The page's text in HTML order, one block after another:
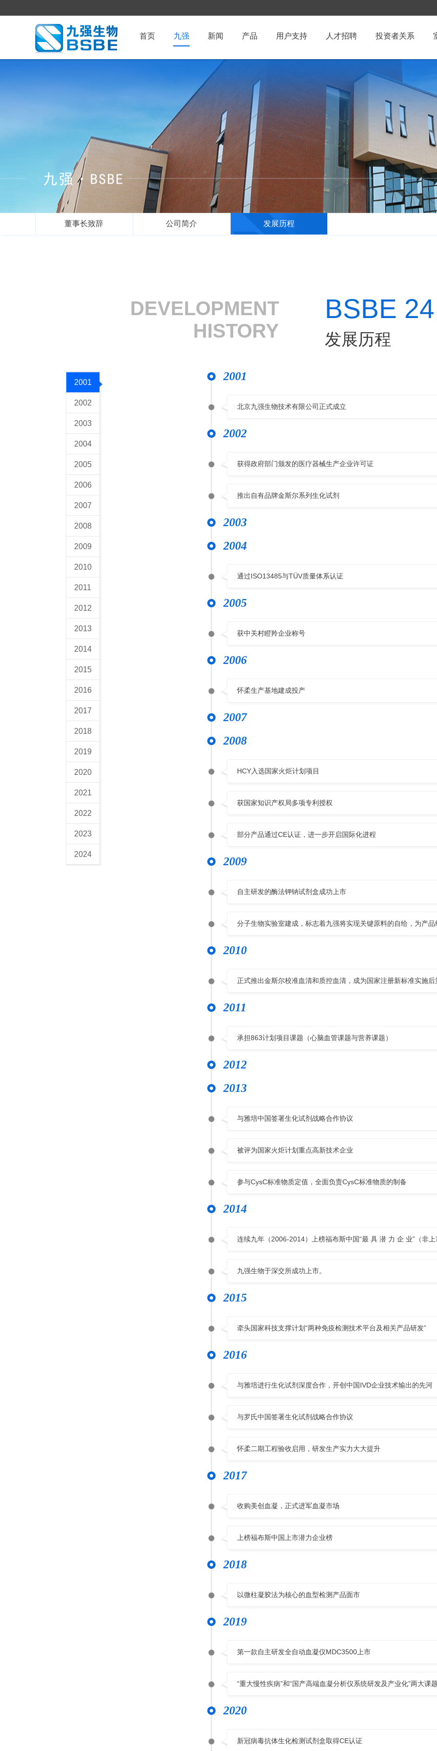
首页 九强 新闻 产品 用户支持 人才招聘 投资者关系
董事长致辞 公司简介 发展历程
DEVELOPMENT
HISTORY
BSBE
发展历程
2001
2002
2003
2004
2005
2006
2007
2008
2009
2010
2011
2012
2013
2014
2015
2016
2017
2018
2019
2020
2021
2022
2023
2024
2001
北京九强生物技术有限公司正式成立
2002
获得政府部门颁发的医疗器械生产企业许可证
推出自有品牌金斯尔系列生化试剂
2003
2004
通过ISO13485与TÜV质量体系认证
2005
获中关村瞪羚企业称号
2006
怀柔生产基地建成投产
2007
2008
HCY入选国家火炬计划项目
获国家知识产权局多项专利授权
部分产品通过CE认证，进一步开启国际化进程
2009
自主研发的酶法钾钠试剂盒成功上市
分子生物实验室建成，标志着九强将实现关键原料的自给，为产
2010
正式推出金斯尔校准血清和质控血清，成为国家注册新标准实施
2011
承担863计划项目课题（心脑血管课题与营养课题）
2012
2013
与雅培中国签署生化试剂战略合作协议
被评为国家火炬计划重点高新技术企业
参与CysC标准物质定值，全面负责CysC标准物质的制备
2014
连续九年（2006-2014）上榜福布斯中国“最 具 潜 力 企 业”（非上
九强生物于深交所成功上市。
2015
牵头国家科技支撑计划“两种免疫检测技术平台及相关产品研发”
2016
与雅培进行生化试剂深度合作，开创中国IVD企业技术输出的先河
与罗氏中国签署生化试剂战略合作协议
怀柔二期工程验收启用，研发生产实力大大提升
2017
收购美创血凝，正式进军血凝市场
上榜福布斯中国上市潜力企业榜
2018
以微柱凝胶法为核心的血型检测产品面市
2019
第一款自主研发全自动血凝仪MDC3500上市
“重大慢性疾病”和“国产高端血凝分析仪系统研发及产业化”两大课
2020
新冠病毒抗体生化检测试剂盒取得CE认证